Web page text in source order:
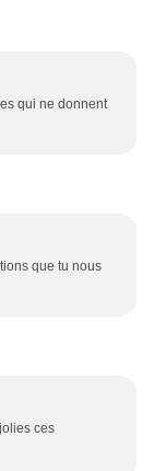
qui ne donnent
que tu nous
ces